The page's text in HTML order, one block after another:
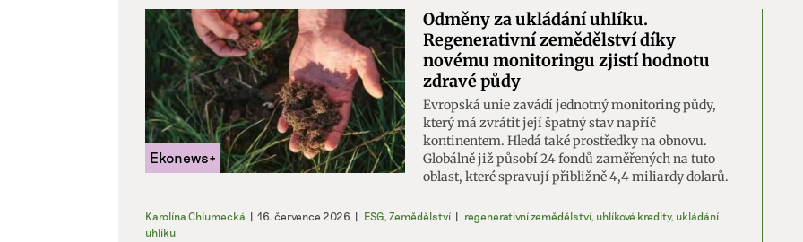
Odměny za ukládání uhlíku.
Regenerativní zemědělství díky
novému monitoringu zjistí hodnotu
zdravé půdy
Evropská unie zavádí jednotný monitoring půdy,
který má zvrátit její špatný stav napříč
kontinentem. Hledá také prostředky na obnovu.
Globálně již působí 24 fondů zaměřených na tuto
oblast, které spravují přibližně 4,4 miliardy dolarů.
Karolína Chlumecká | 16. července 2026 | ESG, Zemědělství | regenerativní zemědělství, uhlíkové kredity, ukládání
uhlíku